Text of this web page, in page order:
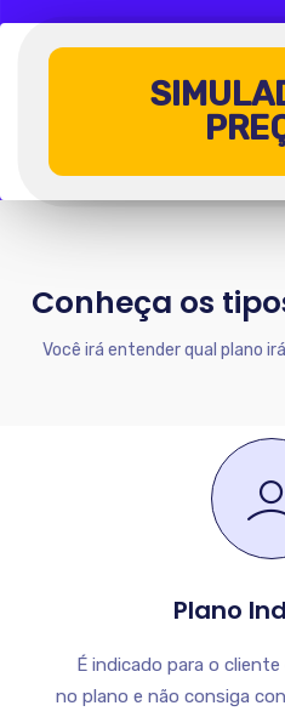
Conheça os
Você irá entender qual plano
Plano
É indicado para o
no plano e não consiga